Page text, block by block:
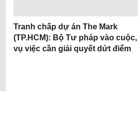
Tranh chấp dự án The Mark
(TP.HCM): Bộ Tư pháp vào cuộc,
vụ việc cần giải quyết dứt điểm